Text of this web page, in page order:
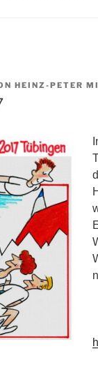
HEINZ-PETER